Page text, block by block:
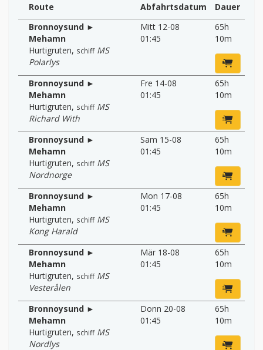
Route Abfahrtsdatum
Dauer
Bronnoysund ►
Mehamn
Hurtigruten, schiff MS
Polarlys
Mitt 12-08
01:45
65h
10m
Bronnoysund ►
Mehamn
Hurtigruten, schiff MS
Richard With
Fre 14-08
01:45
65h
10m
Bronnoysund ►
Mehamn
Hurtigruten, schiff MS
Nordnorge
Sam 15-08
01:45
65h
10m
Bronnoysund ►
Mehamn
Hurtigruten, schiff MS
Kong Harald
Mon 17-08
01:45
65h
10m
Bronnoysund ►
Mehamn
Hurtigruten, schiff MS
Vesterålen
Mär 18-08
01:45
65h
10m
Bronnoysund ►
Mehamn
Hurtigruten, schiff MS
Nordlys
Donn 20-08
01:45
65h
10m